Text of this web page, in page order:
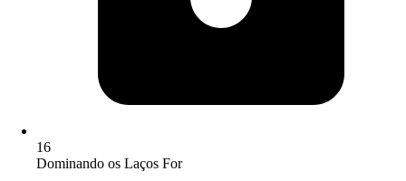
16
Dominando os Laços For